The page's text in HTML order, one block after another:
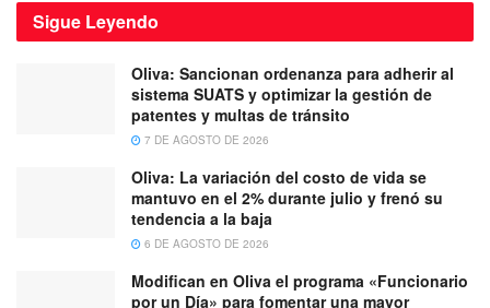
Sigue Leyendo
Oliva: Sancionan ordenanza para adherir al
sistema SUATS y optimizar la gestión de
patentes y multas de tránsito
7 DE AGOSTO DE 2026
Oliva: La variación del costo de vida se
mantuvo en el 2% durante julio y frenó su
tendencia a la baja
6 DE AGOSTO DE 2026
Modifican en Oliva el programa «Funcionario
por un Día» para fomentar una mayor